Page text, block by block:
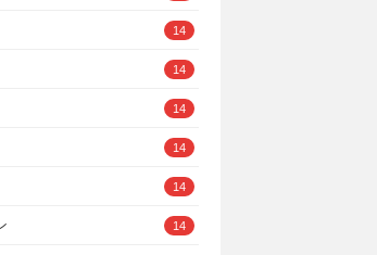
14
14
14
14
14
14